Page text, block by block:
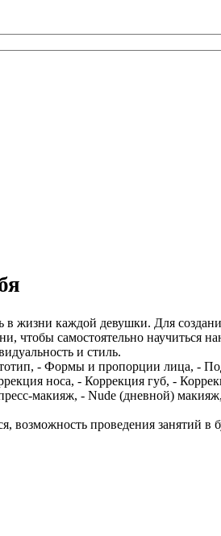
каждой девушки. Для
чтобы самостоятельно научиться
и стиль.
- Формы и пропорции лица, -
носа, - Коррекция губ, -
макияж, - Nude (дневной)
возможность проведения занятий